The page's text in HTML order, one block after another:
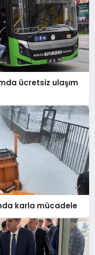
ücretsiz ulaşım
karla mücadele